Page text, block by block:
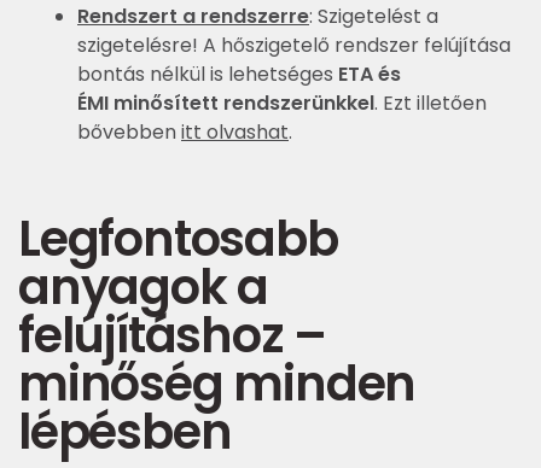
Rendszert a rendszerre: Szigetelést a
szigetelésre! A hőszigetelő rendszer felújítása
bontás nélkül is lehetséges ETA és
ÉMI minősített rendszerünkkel. Ezt illetően
bővebben itt olvashat.
Legfontosabb
anyagok a
felújításhoz –
minőség minden
lépésben